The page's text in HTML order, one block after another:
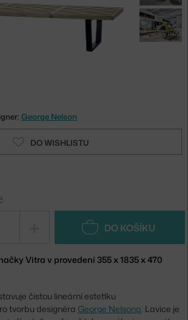
George Nelson
DO WISHLISTU
DO KOŠÍKU
Vitra v provedení 355 x 1835 x 470
čistou lineární estetiku
tvorbu designéra George Nelsona. Lavice je